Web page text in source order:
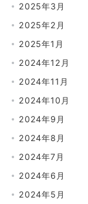
2025年3月
2025年2月
2025年1月
2024年12月
2024年11月
2024年10月
2024年9月
2024年8月
2024年7月
2024年6月
2024年5月